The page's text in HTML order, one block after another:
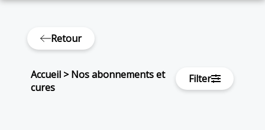
Retour
Accueil >Nos abonnements et
cures
Filter